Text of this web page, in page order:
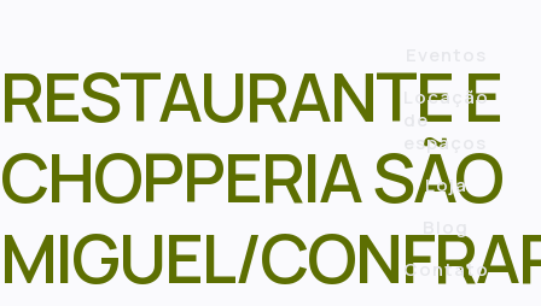
Locação
de
espaços
Loja
Contato
RESTAURANTE E
CHOPPERIA SÃO
MIGUEL/